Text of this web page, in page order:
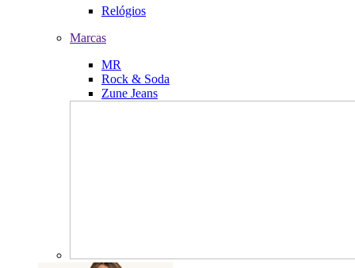
Relógios
Marcas
MR
Rock & Soda
Zune Jeans